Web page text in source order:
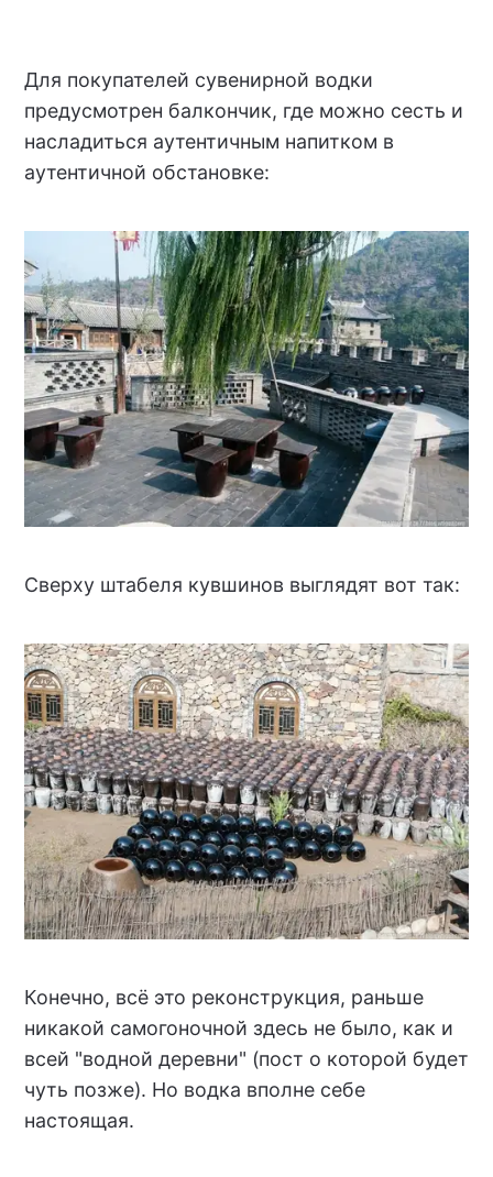
Для покупателей сувенирной водки
предусмотрен балкончик, где можно сесть и
насладиться аутентичным напитком в
аутентичной обстановке:
Сверху штабеля кувшинов выглядят вот так:
Конечно, всё это реконструкция, раньше
никакой самогоночной здесь не было, как и
всей "водной деревни" (пост о которой будет
чуть позже). Но водка вполне себе
настоящая.